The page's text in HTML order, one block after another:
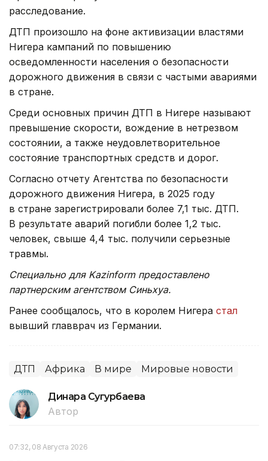
расследование.
ДТП произошло на фоне активизации властями
Нигера кампаний по повышению
осведомленности населения о безопасности
дорожного движения в связи с частыми авариями
в стране.
Среди основных причин ДТП в Нигере называют
превышение скорости, вождение в нетрезвом
состоянии, а также неудовлетворительное
состояние транспортных средств и дорог.
Согласно отчету Агентства по безопасности
дорожного движения Нигера, в 2025 году
в стране зарегистрировали более 7,1 тыс. ДТП.
В результате аварий погибли более 1,2 тыс.
человек, свыше 4,4 тыс. получили серьезные
травмы.
Специально для Kazinform предоставлено
партнерским агентством Синьхуа.
Ранее сообщалось, что в королем Нигера стал
вывший главврач из Германии.
ДТП Африка В мире Мировые новости
Динара Сугурбаева
Автор
07:32, 08 Августа 2026